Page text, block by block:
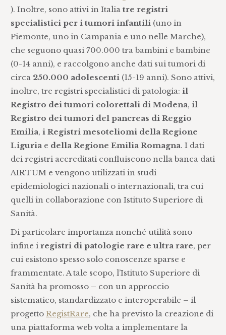
). Inoltre, sono attivi in Italiatre registri
specialistici per i tumori infantili (uno in
Piemonte, uno in Campania e uno nelle Marche),
che seguono quasi 700.000 tra bambini e bambine
(0-14 anni), e raccolgono anche dati sui tumori di
circa 250.000 adolescenti (15-19 anni). Sono attivi,
inoltre, tre registri specialistici di patologia:il
Registro dei tumori colorettali di Modena,il
Registro dei tumori del pancreas di Reggio
Emilia,i Registri mesoteliomi della Regione
Liguria e della Regione Emilia Romagna. I dati
dei registri accreditati confluiscono nella banca dati
AIRTUM e vengono utilizzati in studi
epidemiologici nazionali o internazionali, tra cui
quelli in collaborazione con Istituto Superiore di
Sanità.
Di particolare importanza nonché utilità sono
infine i registri di patologie rare e ultra rare, per
cui esistono spesso solo conoscenze sparse e
frammentate. A tale scopo, l’Istituto Superiore di
Sanità ha promosso – con un approccio
sistematico, standardizzato e interoperabile – il
progettoRegistRare, che ha previsto la creazione di
una piattaforma web volta a implementare la